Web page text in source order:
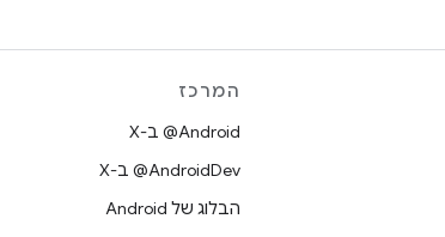
המרכז
‫‎@Android ב-X
‫‎@AndroidDev ב-X
הבלוג של Android